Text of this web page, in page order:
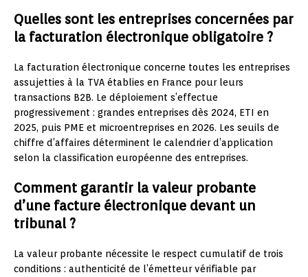
Quelles sont les entreprises concernées par
la facturation électronique obligatoire ?
La facturation électronique concerne toutes les entreprises
assujetties à la TVA établies en France pour leurs
transactions B2B. Le déploiement s’effectue
progressivement : grandes entreprises dès 2024, ETI en
2025, puis PME et microentreprises en 2026. Les seuils de
chiffre d’affaires déterminent le calendrier d’application
selon la classification européenne des entreprises.
Comment garantir la valeur probante
d’une facture électronique devant un
tribunal ?
La valeur probante nécessite le respect cumulatif de trois
conditions : authenticité de l’émetteur vérifiable par